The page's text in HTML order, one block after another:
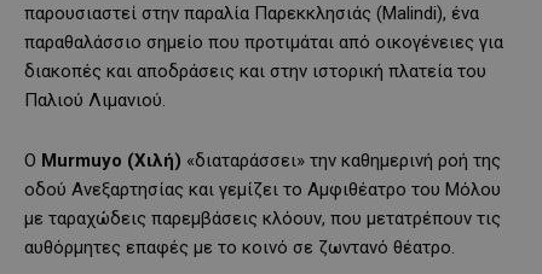
παρουσιαστεί στην παραλία Παρεκκλησιάς (Malindi), ένα
παραθαλάσσιο σημείο που προτιμάται από οικογένειες για
διακοπές και αποδράσεις και στην ιστορική πλατεία του
Παλιού Λιμανιού.
Ο Murmuyo (Χιλή) «διαταράσσει» την καθημερινή ροή της
οδού Ανεξαρτησίας και γεμίζει το Αμφιθέατρο του Μόλου
με ταραχώδεις παρεμβάσεις κλόουν, που μετατρέπουν τις
αυθόρμητες επαφές με το κοινό σε ζωντανό θέατρο.